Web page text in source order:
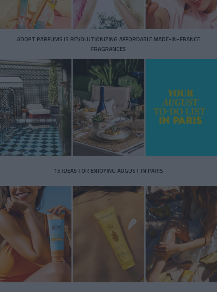
ADOPT PARFUMS IS REVOLUTIONIZING AFFORDABLE MADE-IN-FRANCE
FRAGRANCES
15 IDEAS FOR ENJOYING AUGUST IN PARIS